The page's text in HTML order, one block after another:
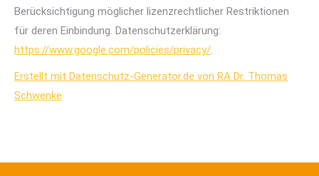
Berücksichtigung möglicher lizenzrechtlicher Restriktionen
für deren Einbindung. Datenschutzerklärung:
https://www.google.com/policies/privacy/.
Erstellt mit Datenschutz-Generator.de von RA Dr. Thomas
Schwenke